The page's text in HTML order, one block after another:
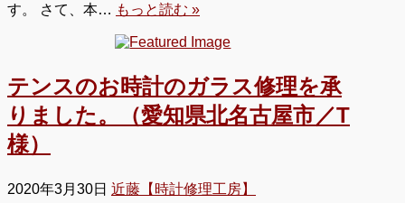
す。 さて、本… もっと読む »
テンスのお時計のガラス修理を承
りました。（愛知県北名古屋市／T
様）
2020年3月30日 近藤【時計修理工房】